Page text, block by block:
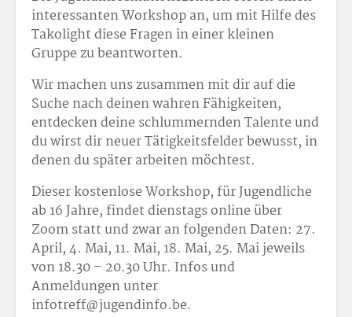
interessanten Workshop an, um mit Hilfe des
Takolight diese Fragen in einer kleinen
Gruppe zu beantworten.
Wir machen uns zusammen mit dir auf die
Suche nach deinen wahren Fähigkeiten,
entdecken deine schlummernden Talente und
du wirst dir neuer Tätigkeitsfelder bewusst, in
denen du später arbeiten möchtest.
Dieser kostenlose Workshop, für Jugendliche
ab 16 Jahre, findet dienstags online über
Zoom statt und zwar an folgenden Daten: 27.
April, 4. Mai, 11. Mai, 18. Mai, 25. Mai jeweils
von 18.30 – 20.30 Uhr. Infos und
Anmeldungen unter
infotreff@jugendinfo.be.